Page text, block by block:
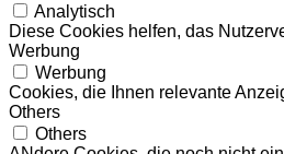
Analytisch
Diese Cookies helfen, das
Werbung
Werbung
Cookies, die Ihnen relevante
Others
Others